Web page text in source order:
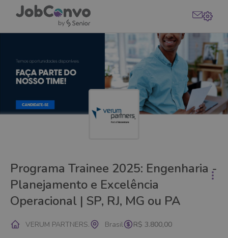
Programa Trainee 2025: Engenharia -
Planejamento e Excelência
Operacional | SP, RJ, MG ou PA
VERUM PARTNERS. Brasil R$ 3.800,00